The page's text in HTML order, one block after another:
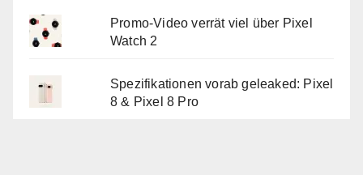
Promo-Video verrät viel über Pixel
Watch 2
Spezifikationen vorab geleaked: Pixel
8 & Pixel 8 Pro